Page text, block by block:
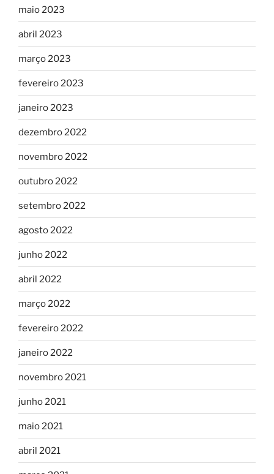
maio 2023
abril 2023
março 2023
fevereiro 2023
janeiro 2023
dezembro 2022
novembro 2022
outubro 2022
setembro 2022
agosto 2022
junho 2022
abril 2022
março 2022
fevereiro 2022
janeiro 2022
novembro 2021
junho 2021
maio 2021
abril 2021